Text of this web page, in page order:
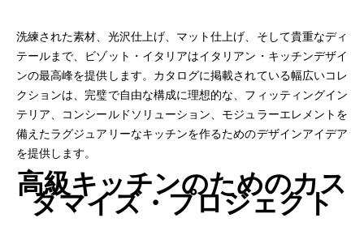
洗練された素材、光沢仕上げ、マット仕上げ、そして貴重なディ
テールまで、ビゾット ・イタリアはイタリアン・キッチンデザイ
ンの最高峰を提供します。カタログに掲載されている幅広いコレ
クションは、完璧で自由な構成に理想的な、フィッティングイン
テリア、コンシールドソリューション、モジュラーエレメントを
備えたラグジュアリーなキッチンを作るためのデザインアイデア
を提供します。
高級キッチンのためのカス
タマイズ・プロジェクト